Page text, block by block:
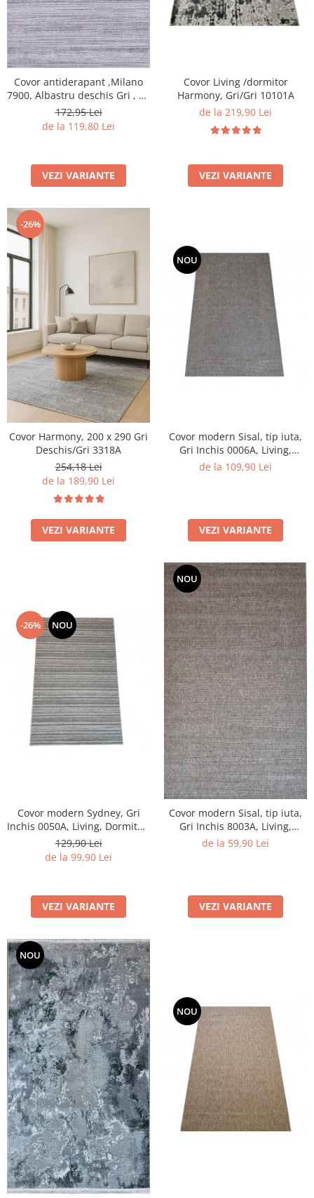
Covor antiderapant ,Milano
7900, Albastru deschis Gri , 80
x 150 cm, Grosime 4mm
172,95 Lei
de la 119,80 Lei
VEZI VARIANTE
Covor Living /dormitor
Harmony, Gri/Gri 10101A
de la 219,90 Lei
VEZI VARIANTE
-26%
Covor Harmony, 200 x 290 Gri
Deschis/Gri 3318A
254,18 Lei
de la 189,90 Lei
VEZI VARIANTE
NOU
Covor modern Sisal, tip iuta,
Gri Inchis 0006A, Living,
Dormitor, Hol, Bucatarie, 200
de la 109,90 Lei
VEZI VARIANTE
-26% NOU
Covor modern Sydney, Gri
Inchis 0050A, Living, Dormitor,
Hol, Bucatarie, 200 x 290 cm
129,90 Lei
de la 99,90 Lei
VEZI VARIANTE
NOU
Covor modern Sisal, tip iuta,
Gri Inchis 8003A, Living,
Dormitor, Hol, Bucatarie, 160
de la 59,90 Lei
VEZI VARIANTE
NOU
NOU